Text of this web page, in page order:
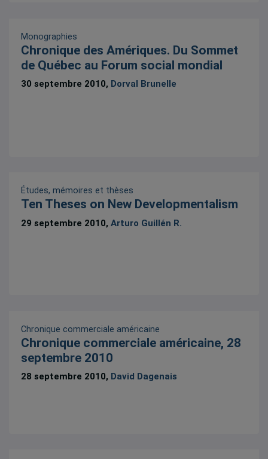
Monographies
Chronique des Amériques. Du Sommet
de Québec au Forum social mondial
30 septembre 2010, Dorval Brunelle
Études, mémoires et thèses
Ten Theses on New Developmentalism
29 septembre 2010,Arturo Guillén R.
Chronique commerciale américaine
Chronique commerciale américaine, 28
septembre 2010
28 septembre 2010, David Dagenais